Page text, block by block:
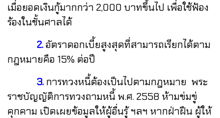
เมื่อยอดเงินกู้มากกว่า 2,000 บาทขึ้นไป เพื่อใช้ฟ้อง
ร้องในชั้นศาลได้
2.อัตราดอกเบี้ยสูงสุดที่สามารถเรียกได้ตาม
กฎหมายคือ 15% ต่อปี
3. การทวงหนี้ต้องเป็นไปตามกฎหมาย พระ
ราชบัญญัติการทวงถามหนี้ พ.ศ. 2558 ห้ามข่มขู่
คุกคาม เปิดเผยข้อมูลให้ผู้อื่นรู้ ฯลฯ หากฝ่าฝืน ผู้ให้